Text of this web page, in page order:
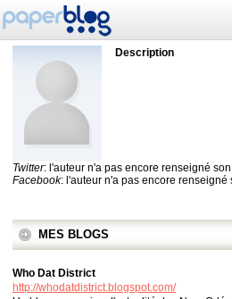
Description
Twitter: l'auteur n'a pas encore renseigné
Facebook: l'auteur n'a pas encore renseigné
MES BLOGS
Who Dat District
http://whodatdistrict.blogspot.com/